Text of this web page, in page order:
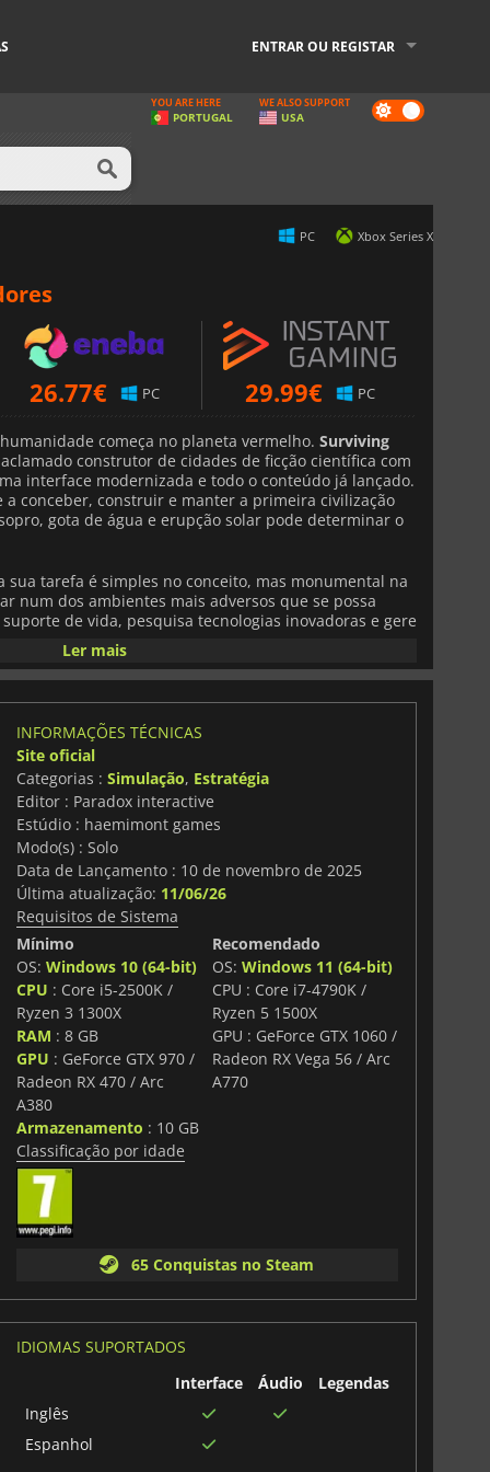
ENTRAR OU REGISTAR
Dark
mode
YOU ARE HERE
PORTUGAL
WE ALSO SUPPORT
USA
PC Xbox Series X
26.77€ PC 29.99€ PC
começa no planeta vermelho. Surviving
construtor de cidades de ficção científica com
interface modernizada e todo o conteúdo já lançado.
a conceber, construir e manter a primeira civilização
gota de água e erupção solar pode determinar o
sua tarefa é simples no conceito, mas monumental na
num dos ambientes mais adversos que se possa
de vida, pesquisa tecnologias inovadoras e gere
a procura. Os teus colonos dependem da tua visão e
fazes molda a sociedade em que se vão tornar.
completa deSurviving Mars, com todas as
conteúdo e estações de rádio, além de novas
mais suave e intuitiva. É uma reinvenção da
modernos. A nova funcionalidade
mais profunda de governação e gestão social,
e identidade cultural da tua nação marciana em
cúpulas complexas até à gestão de drones, redes
todos os aspectos da vida em Marte estão nas tuas
de oxigénio, equilibrar a produção de energia e
de poeira e impactos de meteoros. À medida
torna-se fundamental. Vais aventurar-te pela
escondidos e descobertas científicas que
humana.
Relaunchedoferece novos desafios e surpresas. Com
únicos e eventos imprevisíveis, não há duas colónias
forma. A mistura de estratégia profunda, gestão de
garante que o teu caminho para uma sociedade
como perigoso.
a ti responder. O futuro da humanidade está à espera.
Ler mais
INFORMAÇÕES TÉCNICAS
Site oficial
Categorias : Simulação, Estratégia
Editor : Paradox interactive
Estúdio : haemimont games
Modo(s) : Solo
Data de Lançamento : 10 de novembro de 2025
Última atualização: 11/06/26
Requisitos de Sistema
Mínimo
OS: Windows 10 (64-bit)
CPU : Core i5-2500K /
Ryzen 3 1300X
RAM : 8 GB
GPU : GeForce GTX 970 /
Radeon RX 470 / Arc
A380
Armazenamento : 10 GB
Recomendado
OS:Windows 11 (64-bit)
CPU : Core i7-4790K /
Ryzen 5 1500X
GPU : GeForce GTX 1060 /
Radeon RX Vega 56 / Arc
A770
Classificação por idade
65 Conquistas no Steam
IDIOMAS SUPORTADOS
Interface
Áudio
Legendas
Inglês
Espanhol